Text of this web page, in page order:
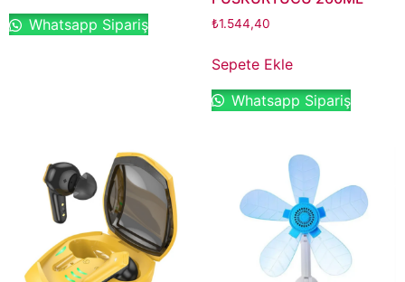
Whatsapp Sipariş
₺1.544,40
Sepete Ekle
Whatsapp Sipariş